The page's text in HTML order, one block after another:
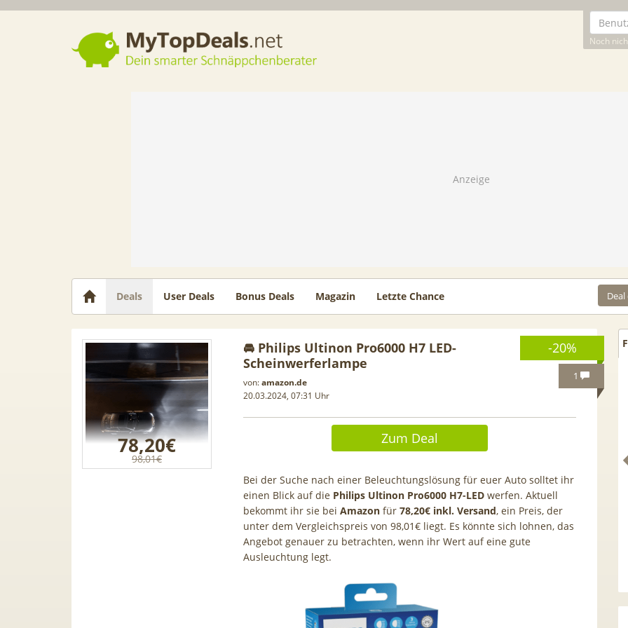
Noch
Dein smarter Schnäppchenberater
Deals User Deals Bonus Deals Magazin Letzte Chance
-20%
1
78,20€
98,01€
🚘 Philips Ultinon Pro6000 H7 LED-
Scheinwerferlampe
von:amazon.de
20.03.2024, 07:31 Uhr
Zum Deal
Bei der Suche nach einer Beleuchtungslösung für euer Auto solltet ihr
einen Blick auf die Philips Ultinon Pro6000 H7-LED werfen. Aktuell
bekommt ihr sie bei Amazon für 78,20€ inkl. Versand, ein Preis, der
unter dem Vergleichspreis von 98,01€ liegt. Es könnte sich lohnen, das
Angebot genauer zu betrachten, wenn ihr Wert auf eine gute
Ausleuchtung legt.
📱 Apple iPhone 17 (256GB) für
[Eff. GRATIS!] 📲 Samsung
50GB 5G Otelo Vodafone Allnet
für 19,99€ + 50€ BONUS
50€ Wechselbonus!
Vodafone Allnet für
| 0,00€